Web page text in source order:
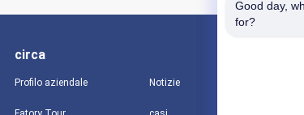
circa
Profilo aziendale Notizie
Good day,
for?